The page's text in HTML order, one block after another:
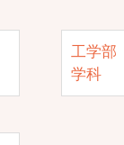
工学部
学科